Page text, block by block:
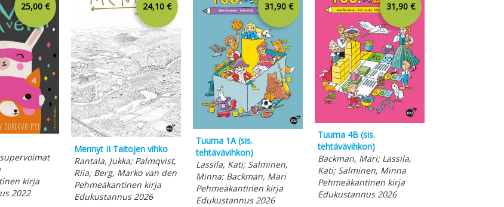
25,00 €
kirja
2022
24,10 €
Mennyt II Taitojen vihko
Rantala, Jukka; Palmqvist,
Riia; Berg, Marko van den
Pehmeäkantinen kirja
Edukustannus 2026
31,90 €
Tuuma 1A (sis.
tehtävävihkon)
Lassila, Kati; Salminen,
Minna; Backman, Mari
Pehmeäkantinen kirja
Edukustannus 2026
31,90 €
Tuuma 4B (sis.
tehtävävihkon)
Backman, Mari; Lassila,
Kati; Salminen, Minna
Pehmeäkantinen kirja
Edukustannus 2026